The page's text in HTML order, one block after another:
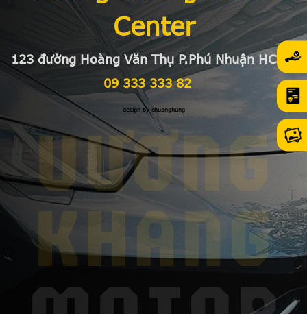
Center
123 đường Hoàng Văn Thụ P.Phú Nhuận HCMC
09 333 333 82
design by chuonghung
VƯƠNG
KHANG